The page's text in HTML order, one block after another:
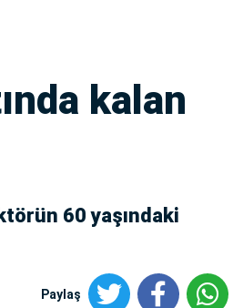
kalan
60 yaşındaki
Paylaş